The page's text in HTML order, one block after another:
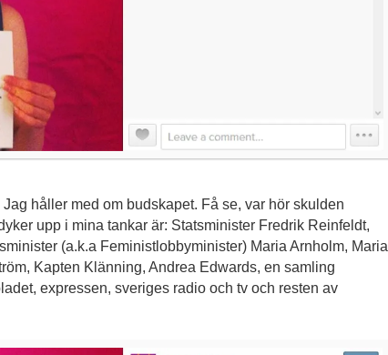
håller med om budskapet. Få se, var hör skulden
upp i mina tankar är: Statsminister Fredrik Reinfeldt,
(a.k.a Feministlobbyminister) Maria Arnholm, Maria
Kapten Klänning, Andrea Edwards, en samling
expressen, sveriges radio och tv och resten av